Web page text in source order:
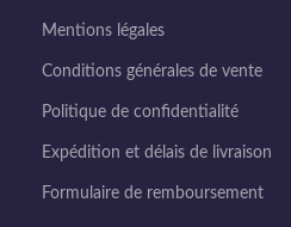
Mentions légales
Conditions générales de vente
Politique de confidentialité
Expédition et délais de livraison
Formulaire de remboursement